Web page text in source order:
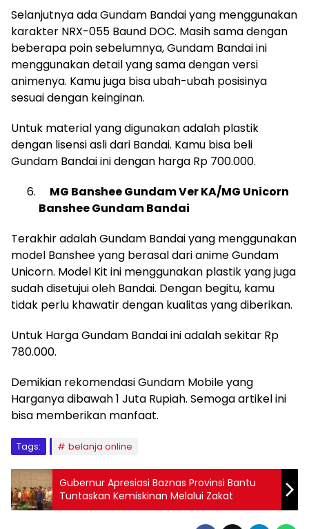
Selanjutnya ada Gundam Bandai yang menggunakan
karakter NRX-055 Baund DOC. Masih sama dengan
beberapa poin sebelumnya, Gundam Bandai ini
menggunakan detail yang sama dengan versi
animenya. Kamu juga bisa ubah-ubah posisinya
sesuai dengan keinginan.
Untuk material yang digunakan adalah plastik
dengan lisensi asli dari Bandai. Kamu bisa beli
Gundam Bandai ini dengan harga Rp 700.000.
MG Banshee Gundam Ver KA/MG Unicorn
Banshee Gundam Bandai
Terakhir adalah Gundam Bandai yang menggunakan
model Banshee yang berasal dari anime Gundam
Unicorn. Model Kit ini menggunakan plastik yang juga
sudah disetujui oleh Bandai. Dengan begitu, kamu
tidak perlu khawatir dengan kualitas yang diberikan.
Untuk Harga Gundam Bandai ini adalah sekitar Rp
780.000.
Demikian rekomendasi Gundam Mobile yang
Harganya dibawah 1 Juta Rupiah. Semoga artikel ini
bisa memberikan manfaat.
Tags: belanja online
Gubernur Apresiasi Baznas Provinsi Bantu
Tuntaskan Kemiskinan Melalui Zakat